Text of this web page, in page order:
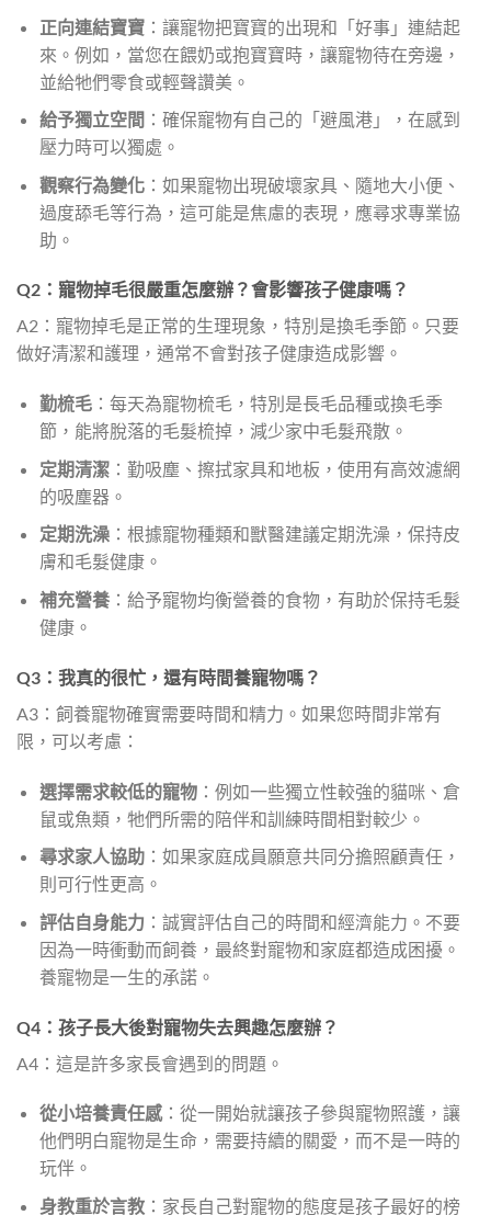
正向連結寶寶：讓寵物把寶寶的出現和「好事」連結起
來。例如，當您在餵奶或抱寶寶時，讓寵物待在旁邊，
並給牠們零食或輕聲讚美。
給予獨立空間 ：確保寵物有自己的「避風港」，在感到
壓力時可以獨處。
觀察行為變化：如果寵物出現破壞家具、隨地大小便、
過度舔毛等行為，這可能是焦慮的表現，應尋求專業協
助。
Q2：寵物掉毛很嚴重怎麼辦？會影響孩子健康嗎？
A2：寵物掉毛是正常的生理現象，特別是換毛季節。只要
做好清潔和護理，通常不會對孩子健康造成影響。
勤梳毛：每天為寵物梳毛，特別是長毛品種或換毛季
節，能將脫落的毛髮梳掉，減少家中毛髮飛散。
定期清潔：勤吸塵、擦拭家具和地板，使用有高效濾網
的吸塵器。
定期洗澡：根據寵物種類和獸醫建議定期洗澡，保持皮
膚和毛髮健康。
補充營養：給予寵物均衡營養的食物，有助於保持毛髮
健康。
Q3：我真的很忙，還有時間養寵物嗎？
A3：飼養寵物確實需要時間和精力。如果您時間非常有
限，可以考慮：
選擇需求較低的寵物：例如一些獨立性較強的貓咪、倉
鼠或魚類，牠們所需的陪伴和訓練時間相對較少。
尋求家人協助：如果家庭成員願意共同分擔照顧責任，
則可行性更高。
評估自身能力 ：誠實評估自己的時間和經濟能力。不要
因為一時衝動而飼養，最終對寵物和家庭都造成困擾。
養寵物是一生的承諾。
Q4：孩子長大後對寵物失去興趣怎麼辦？
A4：這是許多家長會遇到的問題。
從小培養責任感：從一開始就讓孩子參與寵物照護，讓
他們明白寵物是生命，需要持續的關愛，而不是一時的
玩伴。
身教重於言教：家長自己對寵物的態度是孩子最好的榜